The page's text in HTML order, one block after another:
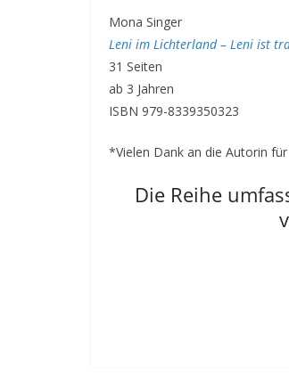
Mona Singer
Leni im Lichterland – Leni ist
31 Seiten
ab 3 Jahren
ISBN 979-8339350323
*Vielen Dank an die Autorin
Die Reihe